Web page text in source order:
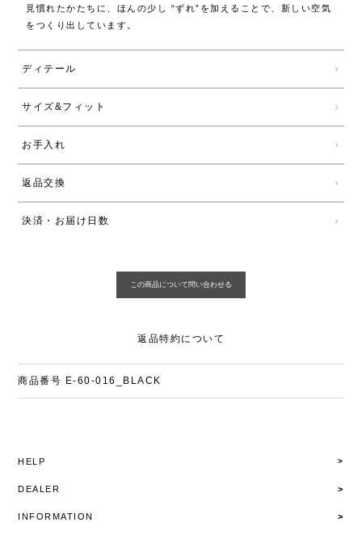
見慣れたかたちに、ほんの少し “ずれ”を加えることで、新しい空気
をつくり出しています。
ディテール
サイズ&フィット
お手入れ
返品交換
決済・お届け日数
返品特約について
商品番号 E-60-016_BLACK
HELP
DEALER
INFORMATION